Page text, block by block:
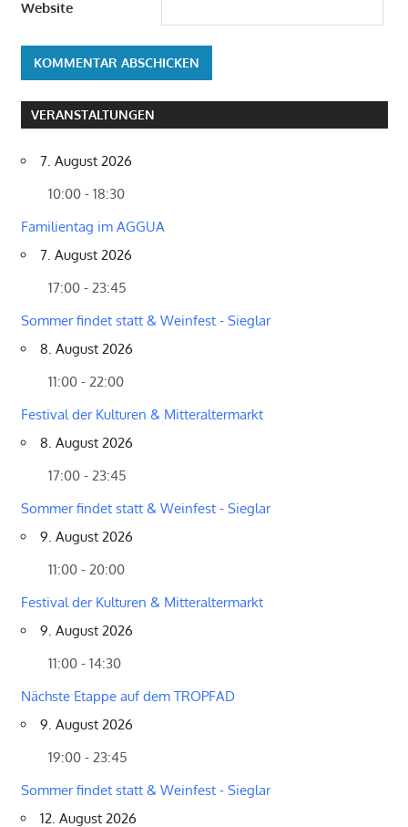
Website
VERANSTALTUNGEN
7. August 2026
10:00 - 18:30
Familientag im AGGUA
7. August 2026
17:00 - 23:45
Sommer findet statt & Weinfest - Sieglar
8. August 2026
11:00 - 22:00
Festival der Kulturen & Mitteraltermarkt
8. August 2026
17:00 - 23:45
Sommer findet statt & Weinfest - Sieglar
9. August 2026
11:00 - 20:00
Festival der Kulturen & Mitteraltermarkt
9. August 2026
11:00 - 14:30
Nächste Etappe auf dem TROPFAD
9. August 2026
19:00 - 23:45
Sommer findet statt & Weinfest - Sieglar
12. August 2026